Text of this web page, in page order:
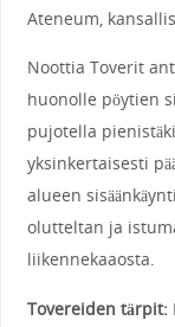
Ateneum,
Noottia Toverit
huonolle pöytien
pujotella
yksinkertaisesti
alueen
olutteltan ja
liikennekaaosta.
Tovereiden tärpit: